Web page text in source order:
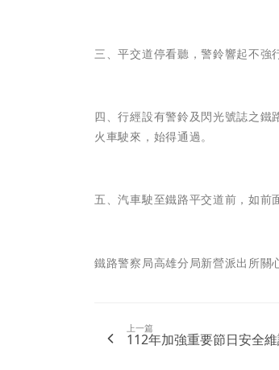
三、平交道停看聽，警鈴響起不強
四、行經設有警鈴及閃光號誌之
火車駛來，始得通過。
五、汽車駛至鐵路平交道前，如前
鐵路警察局高雄分局新營派出所
上一篇
112年加強重要節日安全